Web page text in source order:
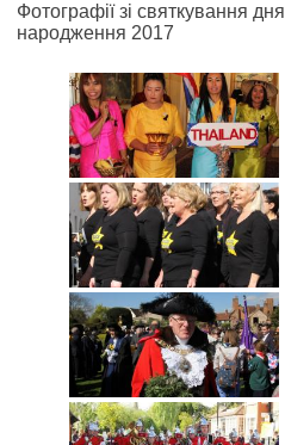
Фотографії зі святкування дня
народження 2017